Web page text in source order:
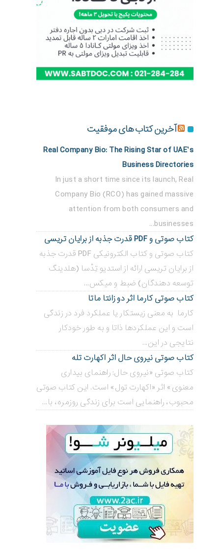
آخرین کتاب های موفقیت
Real Company Bio: The Rising Star of UAE’s
Business Directories
In just a short time since its launch, Real
Company Bio (RCO) has gained massive
attention from both consumers and
businesses...
کتاب صوتی و PDF قدرت جذبه از برایان تریسی
کتاب صوتی و کتاب الکترونیکی PDF قدرت جذبه
از برایان تریسی ارائه از استدیو تِدْسا (هلدینگ
توسعه دهندگان) ضبط و میکس...
کتاب صوتی کارما اثر دو زانتا ماتا
کارما به معنی زیستکار یا عملکرد فرد در زندگی
است و این عملکردها ذاتا و به طور خودکار
نتایجی در این...
کتاب صوتی نیروی حال اثر اکهارت تله
کتاب صوتی «نیروی حال: راهنمای بیداری
معنوی» اثر «اکهارت تول» است. این کتاب صوتی
محبوب، راهنمایی است برای زندگی روزمره، با...